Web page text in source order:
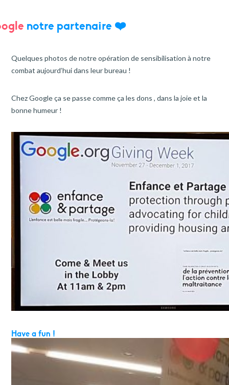
notre partenaire ❤️
Quelques photos de notre opération de sensibilisation à notre
combat aujourd’hui dans leur bureau !
Chez Google ça se passe comme ça les dons , dans la joie et la
bonne humeur !
Have a fun !